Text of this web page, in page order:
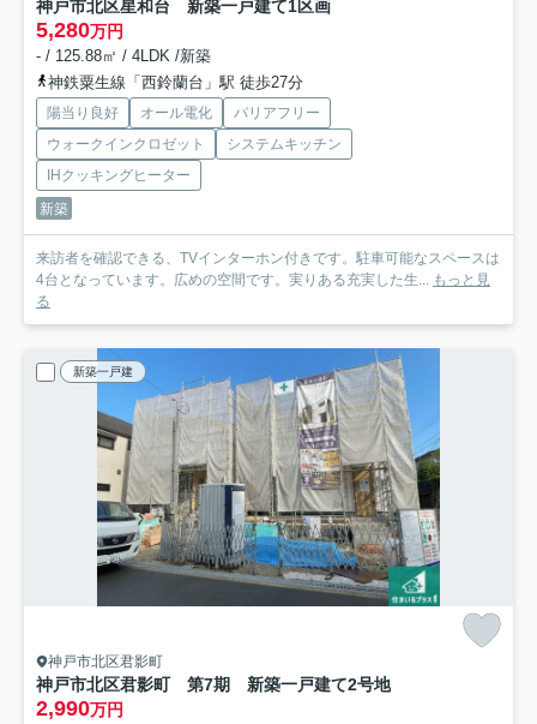
神戸市北区星和台 新築一戸建て1区画
5,280万円
- / 125.88㎡ / 4LDK /新築
神鉄粟生線「西鈴蘭台」駅 徒歩27分
陽当り良好 オール電化
バリアフリー
ウォークインクロゼット
システムキッチン
IHクッキングヒーター
新築
来訪者を確認できる、TVインターホン付きです。駐車可能なスペースは
4台となっています。広めの空間です。実りある充実した生... もっと見
る
新築一戸建
神戸市北区君影町
神戸市北区君影町 第7期 新築一戸建て2号地
2,990万円